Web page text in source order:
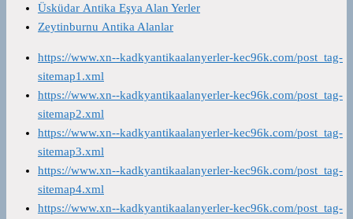
Üsküdar Antika Eşya Alan Yerler
Zeytinburnu Antika Alanlar
https://www.xn--kadkyantikaalanyerler-kec96k.com/post_tag-
sitemap1.xml
https://www.xn--kadkyantikaalanyerler-kec96k.com/post_tag-
sitemap2.xml
https://www.xn--kadkyantikaalanyerler-kec96k.com/post_tag-
sitemap3.xml
https://www.xn--kadkyantikaalanyerler-kec96k.com/post_tag-
sitemap4.xml
https://www.xn--kadkyantikaalanyerler-kec96k.com/post_tag-